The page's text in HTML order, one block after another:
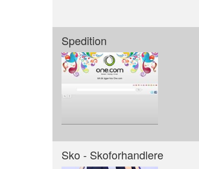
Spedition
Sko - Skoforhandlere